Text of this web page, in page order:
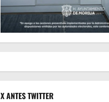
X ANTES TWITTER